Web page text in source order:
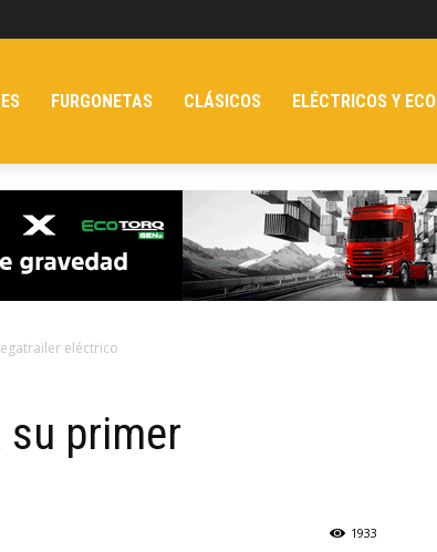
FURGONETAS CLÁSICOS ELÉCTRICOS Y ECO
eléctrico
su primer
1933